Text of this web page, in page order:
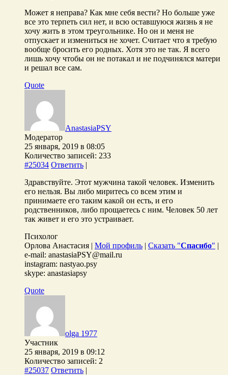
Может я неправа? Как мне себя вести? Но больше уже
все это терпеть сил нет, и всю оставшуюся жизнь я не
хочу жить в этом треугольнике. Но он и меня не
отпускает и измениться не хочет. Считает что я требую
вообще бросить его родных. Хотя это не так. Я всего
лишь хочу чтобы он не потакал и не подчинялся матери
и решал все сам.
Quote
AnastasiaPSY
Модератор
25 января, 2019 в 08:05
Количество записей: 233
#25034 Ответить |
Здравствуйте. Этот мужчина такой человек. Изменить
его нельзя. Вы либо миритесь со всем этим и
принимаете его таким какой он есть, и его
родственников, либо прощаетесь с ним. Человек 50 лет
так живет и его это устраивает.
Психолог
Орлова Анастасия | Мой профиль | Сказать "Спасибо" |
e-mail: anastasiaPSY@mail.ru
instagram: nastyao.psy
skype: anastasiapsy
Quote
olga 1977
Участник
25 января, 2019 в 09:12
Количество записей: 2
#25037 Ответить |